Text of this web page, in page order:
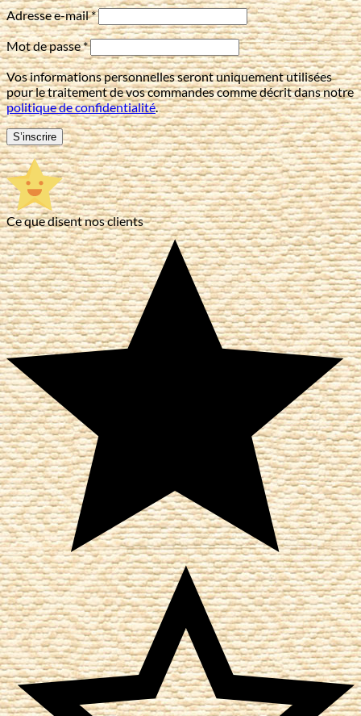
Adresse e-mail*Obligatoire
Mot de passe*Obligatoire
Vos informations personnelles seront uniquement utilisées
pour le traitement de vos commandes comme décrit dans notre
politique de confidentialité.
S’inscrire
Ce que disent nos clients